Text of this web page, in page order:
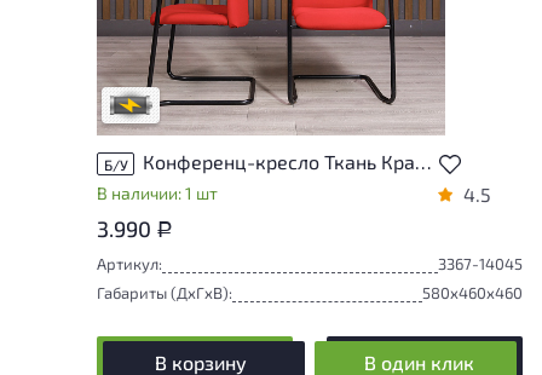
Степень износа находится на стадии
проверки. Вы можете уточнить
дополнительную информацию у
сотрудников магазина
В обработке
Б/У Конференц-кресло Ткань Красный Россия
В наличии: 1 шт 4.5
3.990 Р
Артикул:
3367-14045
Габариты (ДxГxВ):
580x460x460
В корзину В один клик